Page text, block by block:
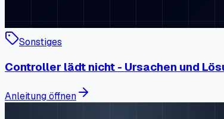
Sonstiges
Controller lädt nicht - Ursachen und
Anleitung öffnen